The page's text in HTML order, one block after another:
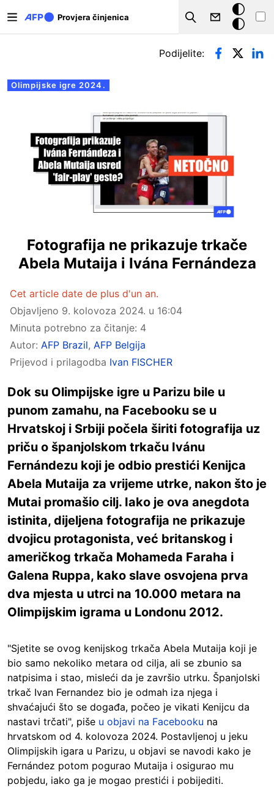
Provjera činjenica
Search
Tamna
pozadina
Primarne oznake
Olimpijske igre 2024.
Podijelite:
Fotografija ne prikazuje trkače
Abela Mutaija i Ivána Fernándeza
Cet article date de plus d'un an.
Objavljeno 9. kolovoza 2024. u 16:04
Minuta potrebno za čitanje: 4
Autor: AFP Brazil, AFP Belgija
Prijevod i prilagodba Ivan FISCHER
Dok su Olimpijske igre u Parizu bile u
punom zamahu, na Facebooku se u
Hrvatskoj i Srbiji počela širiti fotografija uz
priču o španjolskom trkaču Ivánu
Fernándezu koji je odbio prestići Kenijca
Abela Mutaija za vrijeme utrke, nakon što je
Mutai promašio cilj. Iako je ova anegdota
istinita, dijeljena fotografija ne prikazuje
dvojicu protagonista, već britanskog i
američkog trkača Mohameda Faraha i
Galena Ruppa, kako slave osvojena prva
dva mjesta u utrci na 10.000 metara na
Olimpijskim igrama u Londonu 2012.
"Sjetite se ovog kenijskog trkača Abela Mutaija koji je
bio samo nekoliko metara od cilja, ali se zbunio sa
natpisima i stao, misleći da je završio utrku. Španjolski
trkač Ivan Fernandez bio je odmah iza njega i
shvaćajući što se događa, počeo je vikati Kenijcu da
nastavi trčati", piše u objavi na Facebooku na
hrvatskom od 4. kolovoza 2024. Postavljenoj u jeku
Olimpijskih igara u Parizu, u objavi se navodi kako je
Fernández potom pogurao Mutaija i osigurao mu
pobjedu, iako ga je mogao prestići i pobijediti.